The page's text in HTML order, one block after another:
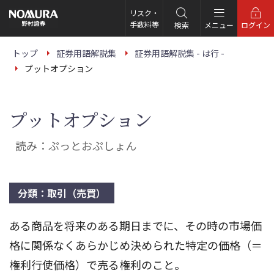
の
ー
リスク・
手数料等
検索 メニュー ログイン
トップ 証券用語解説集
証券用語解説集 - は行 -
プットオプション
プットオプション
読み：ぷっとおぷしょん
分類：取引（売買）
ある商品を将来のある期日までに、その時の市場価
格に関係なくあらかじめ決められた特定の価格（＝
権利行使価格）で売る権利のこと。